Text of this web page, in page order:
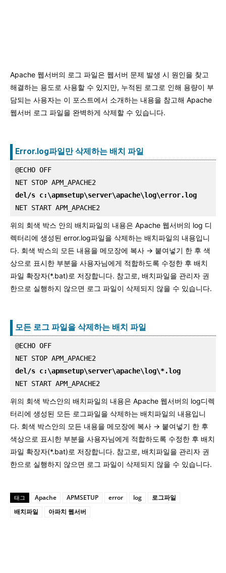
Apache 웹서버의 로그 파일은 웹서버 문제 발생 시 원인을 찾고
해결하는 용도로 사용할 수 있지만, 누적된 로그로 인해 용량이 부
담되는 사용자는 이 포스트에서 소개하는 내용을 참고해 Apache
웹서버 로그 파일을 완벽하게 삭제할 수 있습니다.
Error.log파일만 삭제하는 배치 파일
@ECHO OFF
NET STOP APM_APACHE2
del/s c:\apmsetup\server\apache\log\error.log
NET START APM_APACHE2
위의 회색 박스 안의 배치파일의 내용은 Apache 웹서버의 log 디
렉터리에 생성된 error.log파일을 삭제하는 배치파일의 내용입니
다. 회색 박스의 모든 내용을 메모장에 복사 → 붙여넣기 한 후 색
상으로 표시한 부분을 사용자님에게 적합하도록 수정한 후 배치
파일 확장자(*.bat)로 저장합니다. 참고로, 배치파일을 관리자 권
한으로 실행하지 않으면 로그 파일이 삭제되지 않을 수 있습니다.
모든 로그 파일을 삭제하는 배치 파일
@ECHO OFF
NET STOP APM_APACHE2
del/s c:\apmsetup\server\apache\log\*.log
NET START APM_APACHE2
위의 회색 박스안의 배치파일의 내용은 Apache 웹서버의 log디렉
터리에 생성된 모든 로그파일을 삭제하는 배치파일의 내용입니
다. 회색 박스안의 모든 내용을 메모장에 복사 → 붙여넣기 한 후
색상으로 표시한 부분을 사용자님에게 적합하도록 수정한 후 배치
파일 확장자(*.bat)로 저장합니다. 참고로, 배치파일을 관리자 권
한으로 실행하지 않으면 로그 파일이 삭제되지 않을 수 있습니다.
태그 Apache APMSETUP error log
로그파일
배치파일
아파치 웹서버